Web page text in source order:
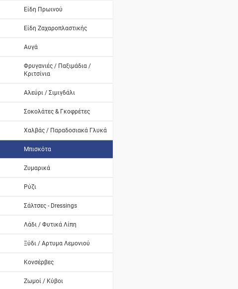
Είδη Πρωινού
Είδη Ζαχαροπλαστικής
Αυγά
Φρυγανιές / Παξιμάδια /
Κριτσίνια
Αλεύρι / Σιμιγδάλι
Σοκολάτες & Γκοφρέτες
Χαλβάς / Παραδοσιακά Γλυκά
Μπισκότα
Ζυμαρικά
Ρύζι
Σάλτσες - Dressings
Λάδι / Φυτικά Λίπη
Ξύδι / Αρτυμα Λεμονιού
Κονσέρβες
Ζωμοί / Κύβοι